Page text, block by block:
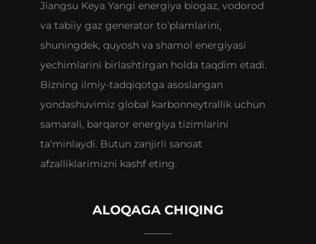
Jiangsu Keya Yangi energiya biogaz, vodorod
va tabiiy gaz generator to'plamlarini,
shuningdek, quyosh va shamol energiyasi
yechimlarini birlashtirgan holda taqdim etadi.
Bizning ilmiy-tadqiqotga asoslangan
yondashuvimiz global karbonneytrallik uchun
samarali, barqaror energiya tizimlarini
ta'minlaydi. Butun zanjirli sanoat
afzalliklarimizni kashf eting.
ALOQAGA CHIQING